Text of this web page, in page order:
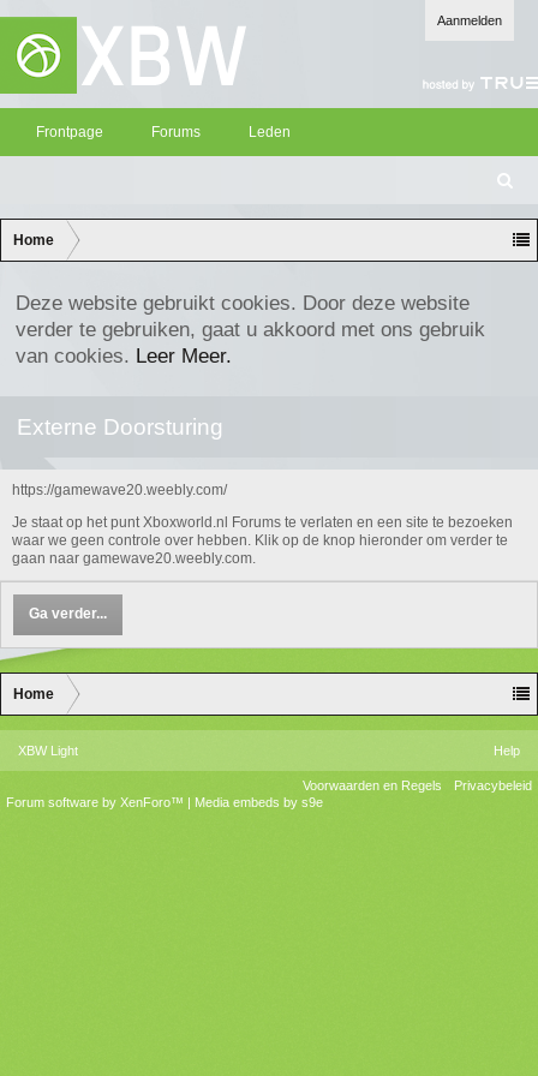
Aanmelden
Frontpage Forums Leden
oe
ke
n
Home
Deze website gebruikt cookies. Door deze website
verder te gebruiken, gaat u akkoord met ons gebruik
van cookies. Leer Meer.
Externe Doorsturing
https://gamewave20.weebly.com/
Je staat op het punt Xboxworld.nl Forums te verlaten en een site te bezoeken
waar we geen controle over hebben. Klik op de knop hieronder om verder te
gaan naar gamewave20.weebly.com.
Ga verder...
Home
XBW Light Help
Voorwaarden en Regels
Privacybeleid
Forum software by XenForo™ | Media embeds by s9e